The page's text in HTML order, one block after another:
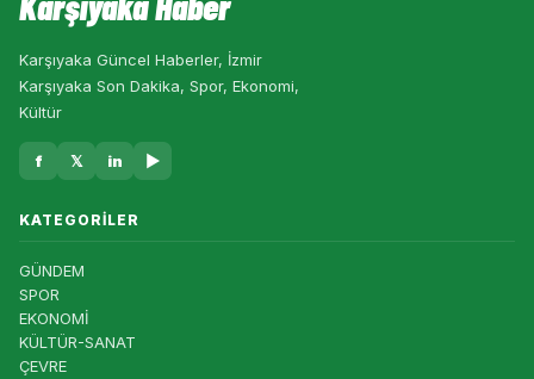
Karşıyaka Güncel Haberler, İzmir
Karşıyaka Son Dakika, Spor, Ekonomi,
Kültür
f 𝕏 in ▶
KATEGORILER
GÜNDEM
SPOR
EKONOMİ
KÜLTÜR-SANAT
ÇEVRE